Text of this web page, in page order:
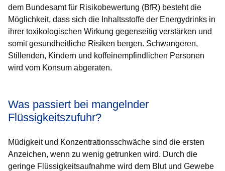
dem Bundesamt für Risikobewertung (BfR) besteht die
Möglichkeit, dass sich die Inhaltsstoffe der Energydrinks in
ihrer toxikologischen Wirkung gegenseitig verstärken und
somit gesundheitliche Risiken bergen. Schwangeren,
Stillenden, Kindern und koffeinempfindlichen Personen
wird vom Konsum abgeraten.
Was passiert bei mangelnder
Flüssigkeitszufuhr?
Müdigkeit und Konzentrationsschwäche sind die ersten
Anzeichen, wenn zu wenig getrunken wird. Durch die
geringe Flüssigkeitsaufnahme wird dem Blut und Gewebe